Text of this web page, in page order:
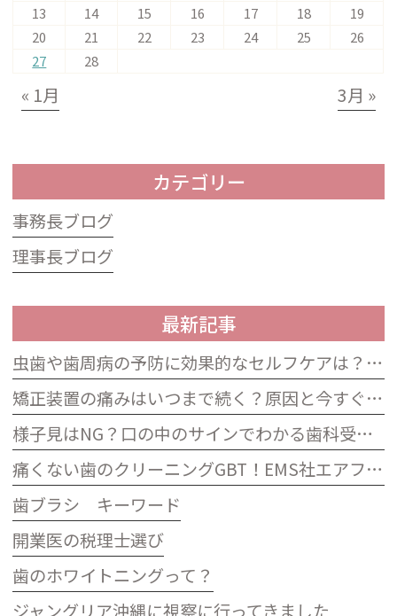
13
14 15 16 17 18
19
20
21 22 23 24 25
26
27
28
« 1月 3月 »
カテゴリー
事務長ブログ
理事長ブログ
最新記事
虫歯や歯周病の予防に効果的なセルフケアは？歯科衛生士によるプロフェッショナルも必要な理由
矯正装置の痛みはいつまで続く？原因と今すぐできる5つの対処法
様子見はNG？口の中のサインでわかる歯科受診のタイミング
痛くない歯のクリーニングGBT！EMS社エアフロープロフィラキシスマスターの効果と費用相場を解説
歯ブラシ キーワード
開業医の税理士選び
歯のホワイトニングって？
ジャングリア沖縄に視察に行ってきました